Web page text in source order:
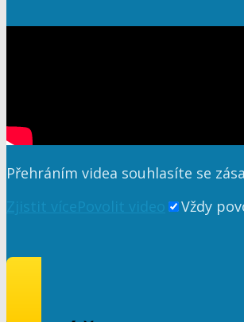
Přehráním videa souhlasíte se
Vždy